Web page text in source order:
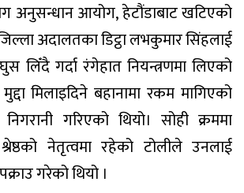
अनुसन्धान आयोग, हेटौंडाबाट खटिएको
अदालतका डिट्ठा लभकुमार सिंहलाई
लिँदै गर्दा रंगेहात नियन्त्रणमा लिएको
मिलाइदिने बहानामा रकम मागिएको
गरिएको थियो। सोही क्रममा
नेतृत्वमा रहेको टोलीले उनलाई
गरेको थियो ।